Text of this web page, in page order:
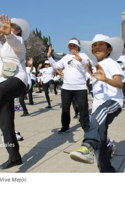
Mejor.